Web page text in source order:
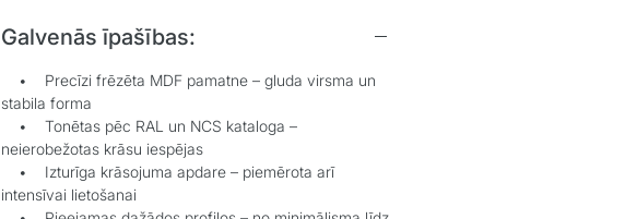
Galvenās īpašības:
• Precīzi frēzēta MDF pamatne – gluda virsma un
stabila forma
• Tonētas pēc RAL un NCS kataloga –
neierobežotas krāsu iespējas
• Izturīga krāsojuma apdare – piemērota arī
intensīvai lietošanai